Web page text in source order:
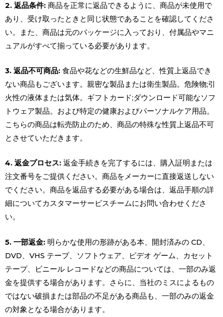
2. 返品条件: 商品を正常に返品できるように、商品が未使用で
あり、受け取ったときと同じ状態であることを確認してくださ
い。また、商品は元のパッケージに入っており、付属品やマニ
ュアルがすべて揃っている必要があります。
3. 返品不可商品: 食品や花などの生鮮品など、性質上返品でき
ない商品もございます。親密な製品または衛生製品。危険物;引
火性の液体または気体。ギフトカード;ダウンロード可能なソフ
トウェア製品。および特定の健康およびパーソナルケア用品。
こちらの商品は転売防止のため、商品の特殊な性質上返品不可
とさせていただきます。
4. 返金プロセス: 返金手続きを完了するには、購入証明または
注文番号をご提供ください。商品をメーカーに直接返送しない
でください。商品を返品する必要がある場合は、返品手順の詳
細についてカスタマーサービスチームにお問い合わせくださ
い。
5. 一部返金: 明らかな使用の形跡がある本、開封済みの CD、
DVD、VHS テープ、ソフトウェア、ビデオ ゲーム、カセット
テープ、ビニール レコードなどの商品については、一部のみ返
金を提供する場合があります。さらに、当社のミスによるもの
ではない破損または部品の不足がある商品も、一部のみの返金
の対象となる場合があります。